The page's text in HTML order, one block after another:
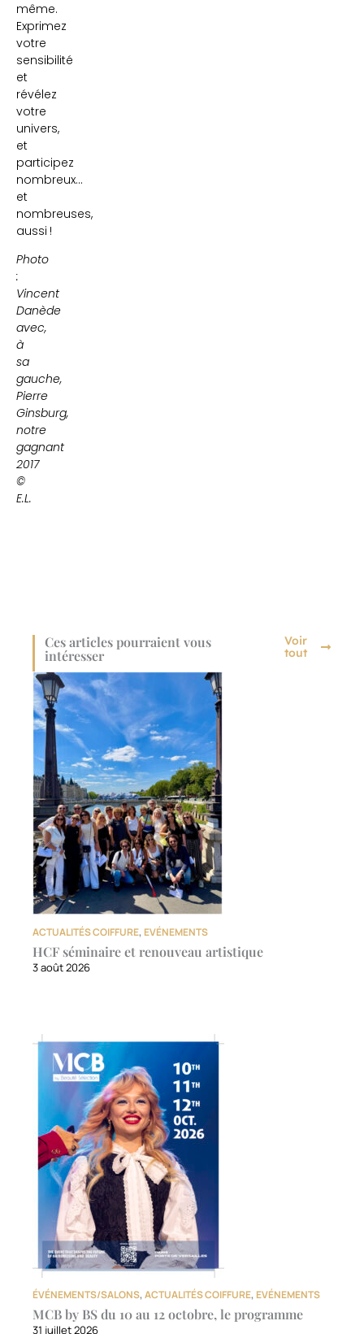
même.
Exprimez
votre
sensibilité
et
révélez
votre
univers,
et
participez
nombreux…
et
nombreuses,
aussi !
Photo
:
Vincent
Danède
avec,
à
sa
gauche,
Pierre
Ginsburg,
notre
gagnant
2017
©
E.L.
Ces articles pourraient vous
intéresser
Voir
tout
ACTUALITÉS COIFFURE, EVÉNEMENTS
HCF séminaire et renouveau artistique
3 août 2026
ÉVÉNEMENTS/SALONS,ACTUALITÉS COIFFURE, EVÉNEMENTS
MCB by BS du 10 au 12 octobre, le programme
31 juillet 2026